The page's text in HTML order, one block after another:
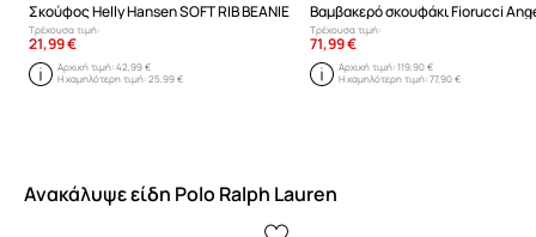
Σκούφος Helly Hansen SOFT RIB BEANIE
Τρέχουσα τιμή:
21,99 €
Αρχική τιμή:42,99 €
Η χαμηλότερη τιμή:25,99 €
Τρέχουσα τιμή:
71,99 €
Αρχική τιμή: 119,90 €
Η χαμηλότερη τιμή: 77,90 €
Ανακάλυψε είδη Polo Ralph Lauren